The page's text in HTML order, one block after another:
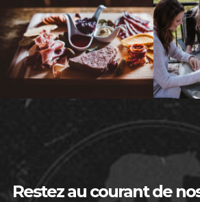
Restez au courant de